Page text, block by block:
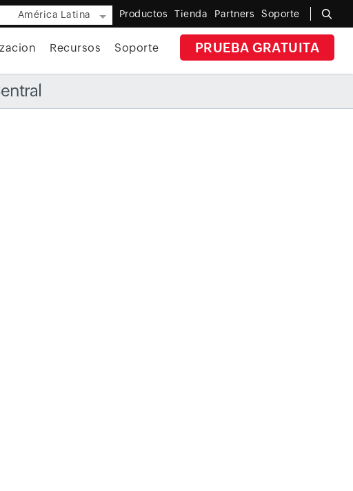
América Latina Productos Tienda Partners Soporte
PRUEBA GRATUITA
Recursos Soporte